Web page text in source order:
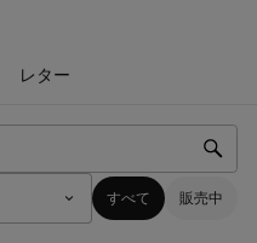
レター
すべて 販売中